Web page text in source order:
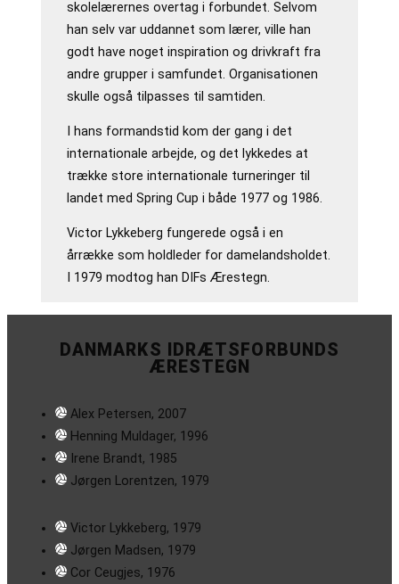
skolelærernes overtag i forbundet. Selvom
han selv var uddannet som lærer, ville han
godt have noget inspiration og drivkraft fra
andre grupper i samfundet. Organisationen
skulle også tilpasses til samtiden.
I hans formandstid kom der gang i det
internationale arbejde, og det lykkedes at
trække store internationale turneringer til
landet med Spring Cup i både 1977 og 1986.
Victor Lykkeberg fungerede også i en
årrække som holdleder for damelandsholdet.
I 1979 modtog han DIFs Ærestegn.
DANMARKS IDRÆTSFORBUNDS
ÆRESTEGN
Alex Petersen, 2007
Henning Muldager, 1996
Irene Brandt, 1985
Jørgen Lorentzen, 1979
Victor Lykkeberg, 1979
Jørgen Madsen, 1979
Cor Ceugjes, 1976